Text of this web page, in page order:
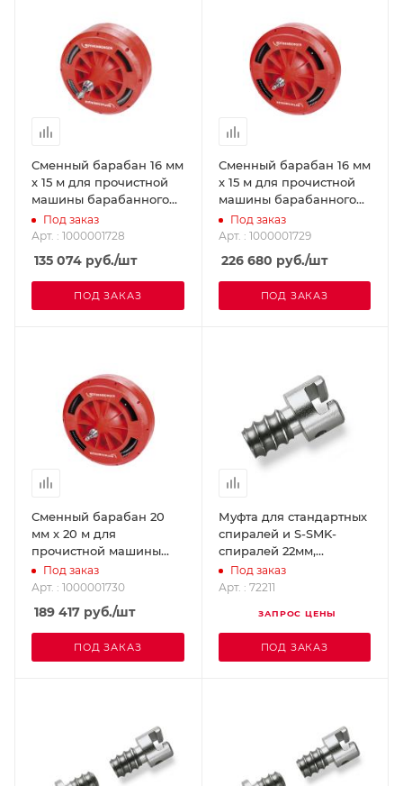
Сменный барабан 16 мм
х 15 м для прочистной
машины барабанного
типа RODRUM M
ROTHENBERGER
Под заказ
Арт. : 1000001728
135 074 руб./шт
ПОД ЗАКАЗ
Сменный барабан 16 мм
х 15 м для прочистной
машины барабанного
типа RODRUM L
ROTHENBERGER
Под заказ
Арт. : 1000001729
226 680 руб./шт
ПОД ЗАКАЗ
Сменный барабан 20
мм х 20 м для
прочистной машины
барабанного типа
RODRUM L
ROTHENBERGER
1000001730
Под заказ
Арт. : 1000001730
189 417 руб./шт
ПОД ЗАКАЗ
Муфта для стандартных
спиралей и S-SMK-
спиралей 22мм,
НЕГАТИВ
ROTHENBERGER 72211
Под заказ
Арт. : 72211
ЗАПРОС ЦЕНЫ
ПОД ЗАКАЗ